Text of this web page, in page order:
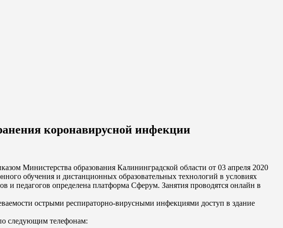
коронавирусной инфекции
Министерства образования Калининградской области от 03 апреля 2020
обучения и дистанционных образовательных технологий в условиях
педагогов определена платформа Сферум. Занятия проводятся онлайн в
острыми респираторно-вирусными инфекциями доступ в здание
следующим телефонам: